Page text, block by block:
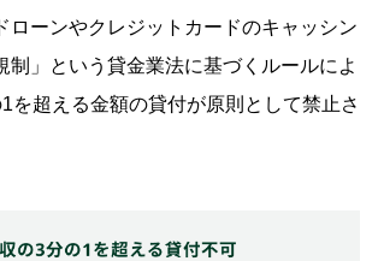
ローンやクレジットカードのキャッシン
制」という貸金業法に基づくルールによ
を超える金額の貸付が原則として禁止さ